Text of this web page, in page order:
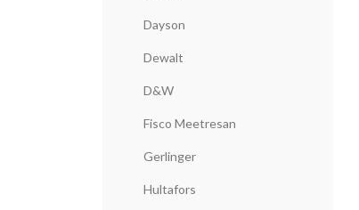
Dayson
Dewalt
D&W
Fisco Meetresan
Gerlinger
Hultafors